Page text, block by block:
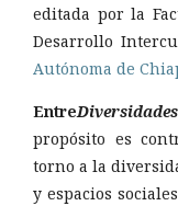
editada por la
Desarrollo
Autónoma de
EntreDiversidades
propósito es
torno a la
y espacios